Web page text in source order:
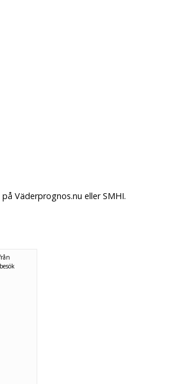
Väderprognos.nu eller SMHI.
besök